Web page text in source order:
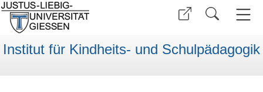
Institut für Kindheits- und Schulpädagogik